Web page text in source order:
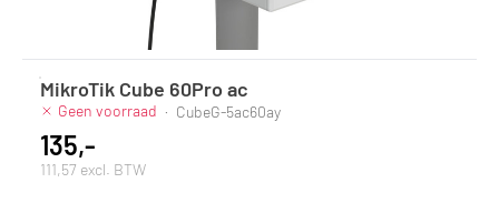
MikroTik Cube 60Pro ac
Geen voorraad · CubeG-5ac60ay
135,-
111,57 excl. BTW